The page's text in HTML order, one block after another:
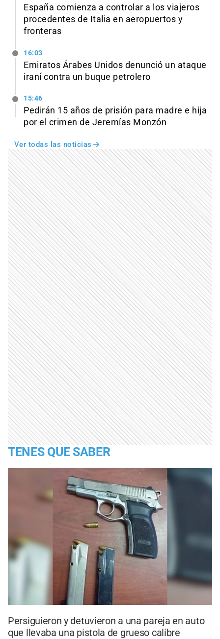
España comienza a controlar a los viajeros
procedentes de Italia en aeropuertos y
fronteras
16:03
Emiratos Árabes Unidos denunció un ataque
iraní contra un buque petrolero
15:46
Pedirán 15 años de prisión para madre e hija
por el crimen de Jeremías Monzón
Ver todas las noticias
TENES QUE SABER
Persiguieron y detuvieron a una pareja en auto
que llevaba una pistola de grueso calibre